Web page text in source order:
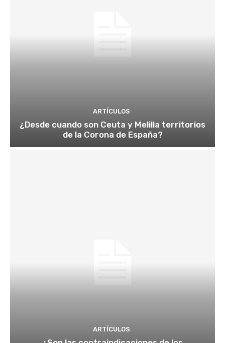
ARTÍCULOS
¿Desde cuando son Ceuta y Melilla territorios
de la Corona de España?
ARTÍCULOS